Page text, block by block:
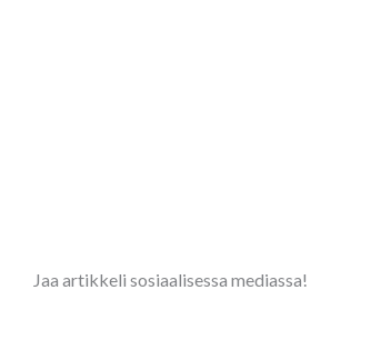
Jaa artikkeli sosiaalisessa mediassa!